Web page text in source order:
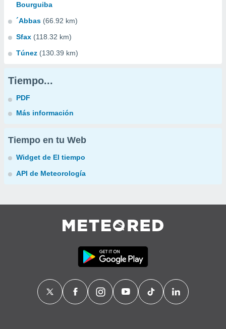
Bourguiba
´Abbas (66.92 km)
Sfax (118.32 km)
Túnez (130.39 km)
Tiempo...
PDF
Más información
Tiempo en tu Web
Widget de El tiempo
API de Meteorología